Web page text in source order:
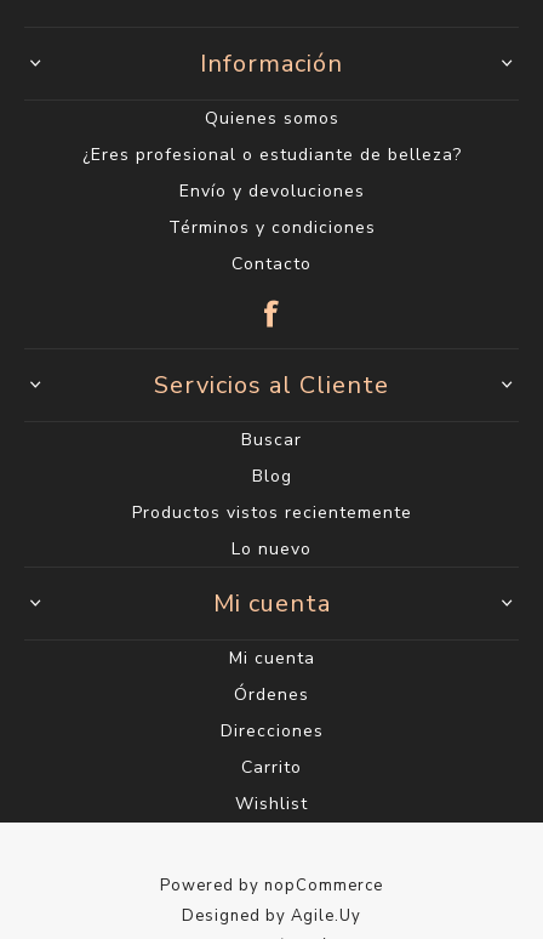
Información
Quienes somos
¿Eres profesional o estudiante de belleza?
Envío y devoluciones
Términos y condiciones
Contacto
Servicios al Cliente
Buscar
Blog
Productos vistos recientemente
Lo nuevo
Mi cuenta
Mi cuenta
Órdenes
Direcciones
Carrito
Wishlist
Powered by nopCommerce
Designed by Agile.Uy